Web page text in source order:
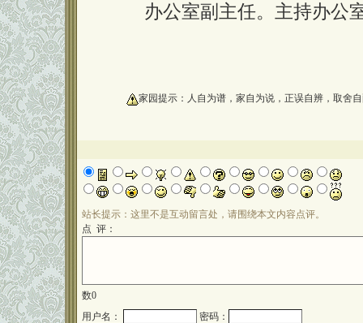
办公室副主任。主持办公
家园提示：人自为谱，家自为说，正误自辨，取舍
站长提示：这里不是互动留言处，请围绕本文内容点评。
点 评：
数0
用户名：
密码：